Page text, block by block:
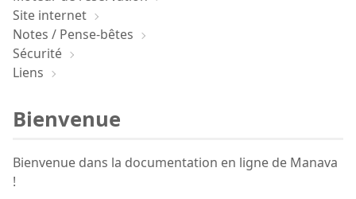
Site internet
Notes / Pense-bêtes
Sécurité
Liens
Bienvenue
Bienvenue dans la documentation en ligne de Manava
!